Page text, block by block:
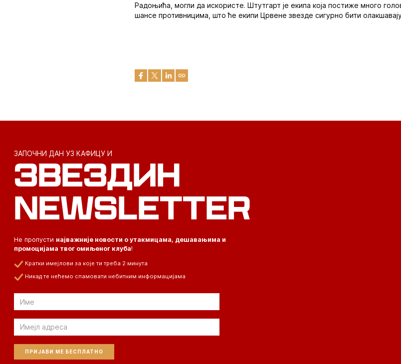
Радоњића, могли да искористе. Штутгарт је екипа која постиже много
шансе противницима, што ће екипи Црвене звезде сигурно бити
ЗАПОЧНИ ДАН УЗ КАФИЦУ И
ЗВЕЗДИН
NEWSLETTER
Не пропусти најважније новости о утакмицама, дешавањима и
промоцијама твог омиљеног клуба!
Кратки имејлови за које ти треба 2 минута
Никад те нећемо спамовати небитним информацијама
Email
Email